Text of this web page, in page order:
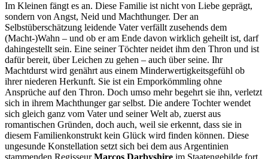
Im Kleinen fängt es an. Diese Familie ist nicht von Liebe geprägt,
sondern von Angst, Neid und Machthunger. Der an
Selbstüberschätzung leidende Vater verfällt zusehends dem
(Macht-)Wahn – und ob er am Ende davon wirklich geheilt ist, darf
dahingestellt sein. Eine seiner Töchter neidet ihm den Thron und ist
dafür bereit, über Leichen zu gehen – auch über seine. Ihr
Machtdurst wird genährt aus einem Minderwertigkeitsgefühl ob
ihrer niederen Herkunft. Sie ist ein Emporkömmling ohne
Ansprüche auf den Thron. Doch umso mehr begehrt sie ihn, verletzt
sich in ihrem Machthunger gar selbst. Die andere Tochter wendet
sich gleich ganz vom Vater und seiner Welt ab, zuerst aus
romantischen Gründen, doch auch, weil sie erkennt, dass sie in
diesem Familienkonstrukt kein Glück wird finden können. Diese
ungesunde Konstellation setzt sich bei dem aus Argentinien